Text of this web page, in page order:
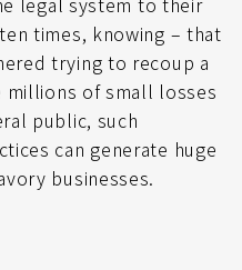
times, knowing – that
trying to recoup a
of small losses
public, such
can generate huge
businesses.